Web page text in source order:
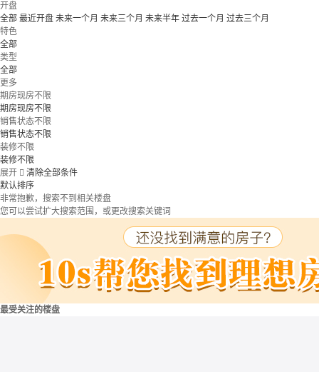
开盘
全部 最近开盘 未来一个月 未来三个月 未来半年 过去一个月 过去三个月
特色
全部
类型
全部
更多
期房现房不限
期房现房不限
销售状态不限
销售状态不限
装修不限
装修不限
展开  清除全部条件
默认排序
非常抱歉，搜索不到相关楼盘
您可以尝试扩大搜索范围，或更改搜索关键词
最受关注的楼盘